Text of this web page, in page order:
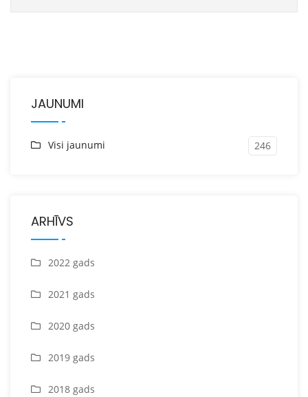
JAUNUMI
Visi jaunumi 246
ARHĪVS
2022 gads
2021 gads
2020 gads
2019 gads
2018 gads